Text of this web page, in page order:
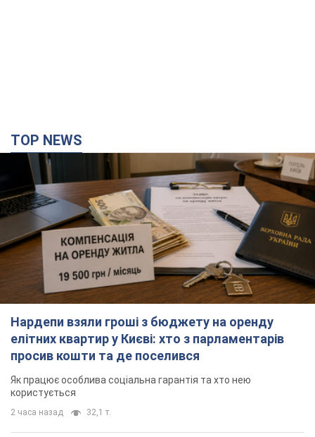
Нардепи взяли гроші з бюджету на оренду
елітних квартир у Києві: хто з парламентарів
просив кошти та де поселився
Як працює особлива соціальна гарантія та хто нею
користується
2 часа назад 32,1 т.
Армія Росії здійснила масовану атаку на Одесу:
горіла історична частина міста, є постраждалі.
Фото та відео
Для терору ворог застосував ракети та дрони
3 минуты назад 20,5 т.
Російська армія обстріляла дві сусідні
багатоповерхівки в Харкові: двоє загиблих, 13